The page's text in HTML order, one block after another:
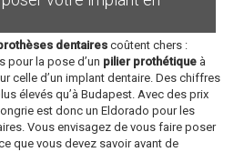
dentaires coûtent chers :
pour la pose d’un pilier prothétique à
celle d’un implant dentaire. Des chiffres
élevés qu’à Budapest. Avec des prix
est donc un Eldorado pour les
Vous envisagez de vous faire poser
que vous devez savoir avant de